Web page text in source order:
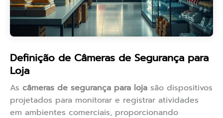
Definição de Câmeras de Segurança para
Loja
As câmeras de segurança para loja são dispositivos
projetados para monitorar e registrar atividades
em ambientes comerciais, proporcionando